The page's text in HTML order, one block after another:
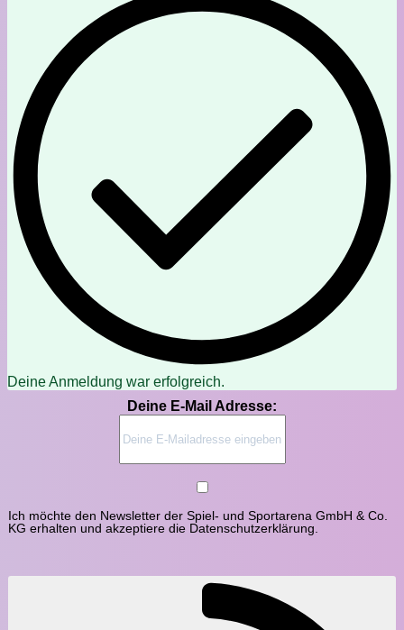
Deine Anmeldung war erfolgreich.
Deine E-Mail Adresse:
Ich möchte den Newsletter der Spiel- und Sportarena GmbH & Co.
KG erhalten und akzeptiere die Datenschutzerklärung.